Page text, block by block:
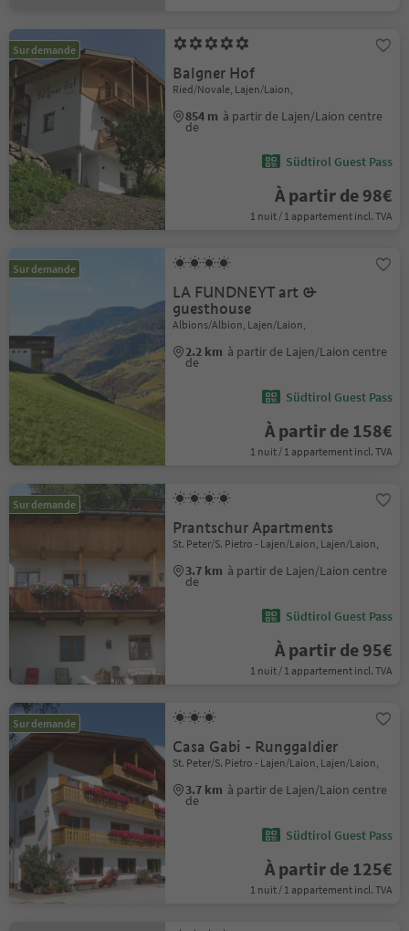
Sur demande
Balgner Hof
Ried/Novale, Lajen/Laion,
854 m à partir de Lajen/Laion centre
de
Südtirol Guest Pass
À partir de 98€
1 nuit / 1 appartement incl. TVA
Sur demande
LA FUNDNEYT art &
guesthouse
Albions/Albion, Lajen/Laion,
2.2 km à partir de Lajen/Laion centre
de
Südtirol Guest Pass
À partir de 158€
1 nuit / 1 appartement incl. TVA
Sur demande
Prantschur Apartments
St. Peter/S. Pietro - Lajen/Laion, Lajen/Laion,
3.7 km à partir de Lajen/Laion centre
de
Südtirol Guest Pass
À partir de 95€
1 nuit / 1 appartement incl. TVA
Sur demande
Casa Gabi - Runggaldier
St. Peter/S. Pietro - Lajen/Laion, Lajen/Laion,
3.7 km à partir de Lajen/Laion centre
de
Südtirol Guest Pass
À partir de 125€
1 nuit / 1 appartement incl. TVA